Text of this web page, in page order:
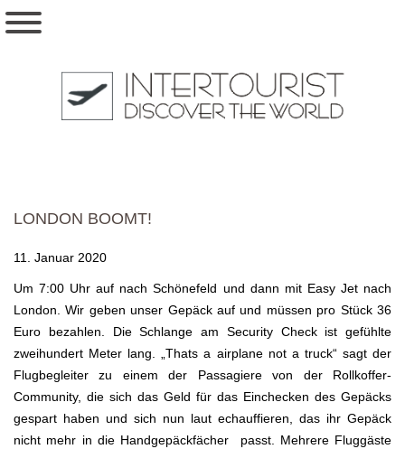
LONDON BOOMT!
11. Januar 2020
Um 7:00 Uhr auf nach Schönefeld und dann mit Easy Jet nach
London. Wir geben unser Gepäck auf und müssen pro Stück 36
Euro bezahlen. Die Schlange am Security Check ist gefühlte
zweihundert Meter lang. „Thats a airplane not a truck“ sagt der
Flugbegleiter zu einem der Passagiere von der Rollkoffer-
Community, die sich das Geld für das Einchecken des Gepäcks
gespart haben und sich nun laut echauffieren, das ihr Gepäck
nicht mehr in die Handgepäckfächer passt. Mehrere Fluggäste